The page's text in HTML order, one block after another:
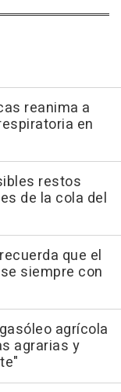
reanima a
en
restos
de la cola del
que el
siempre con
agrícola
agrarias y